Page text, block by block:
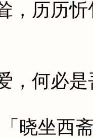
历历忻
何必是
晓坐西